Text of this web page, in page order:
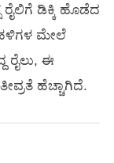
ಡಿಕ್ಕಿ ಹೊಡೆದ
ಹಳಿಗಳ ಮೇಲೆ
ರೈಲು, ಈ
ಹೆಚ್ಚಾಗಿದೆ.